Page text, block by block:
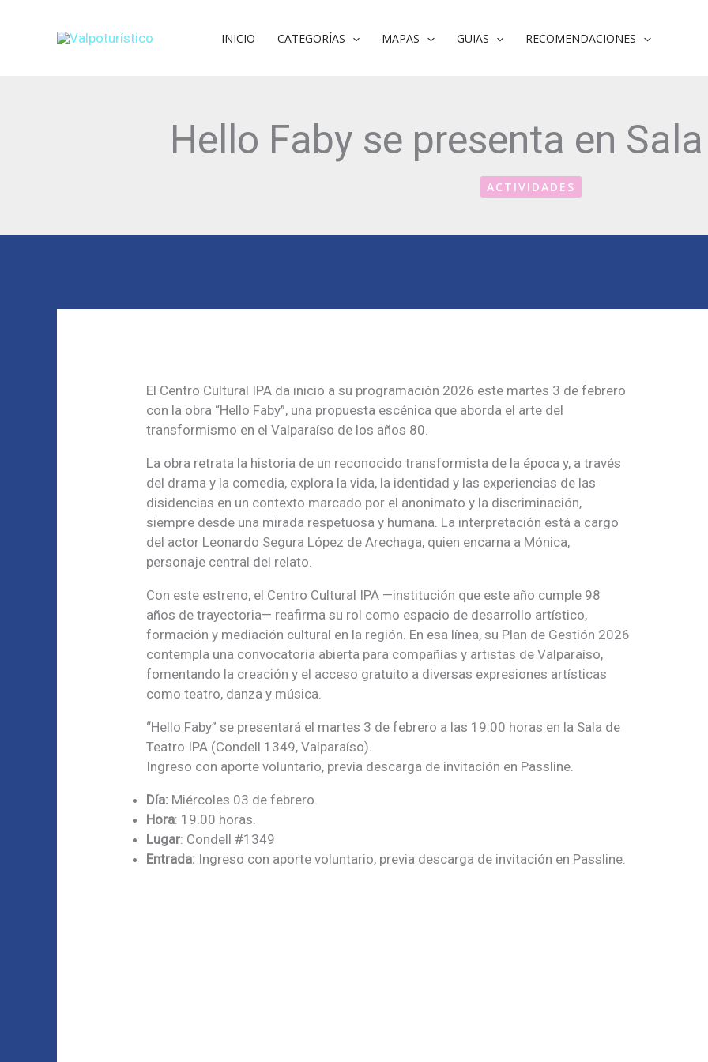
contenido
INICIO CATEGORÍAS MAPAS GUIAS RECOMENDACIONES
Hello Faby se presenta en
ACTIVIDADES
El Centro Cultural IPA da inicio a su programación 2026 este martes 3 de febrero
con la obra “Hello Faby”, una propuesta escénica que aborda el arte del
transformismo en el Valparaíso de los años 80.
La obra retrata la historia de un reconocido transformista de la época y, a través
del drama y la comedia, explora la vida, la identidad y las experiencias de las
disidencias en un contexto marcado por el anonimato y la discriminación,
siempre desde una mirada respetuosa y humana. La interpretación está a cargo
del actor Leonardo Segura López de Arechaga, quien encarna a Mónica,
personaje central del relato.
Con este estreno, el Centro Cultural IPA —institución que este año cumple 98
años de trayectoria— reafirma su rol como espacio de desarrollo artístico,
formación y mediación cultural en la región. En esa línea, su Plan de Gestión 2026
contempla una convocatoria abierta para compañías y artistas de Valparaíso,
fomentando la creación y el acceso gratuito a diversas expresiones artísticas
como teatro, danza y música.
“Hello Faby” se presentará el martes 3 de febrero a las 19:00 horas en la Sala de
Teatro IPA (Condell 1349, Valparaíso).
Ingreso con aporte voluntario, previa descarga de invitación en Passline.
Día: Miércoles 03 de febrero.
Hora: 19.00 horas.
Lugar: Condell #1349
Entrada: Ingreso con aporte voluntario, previa descarga de invitación en Passline.